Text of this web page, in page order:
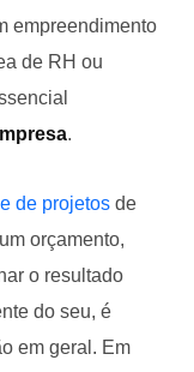
empreendimento
de RH ou
.
de projetos de
orçamento,
o resultado
do seu, é
em geral. Em